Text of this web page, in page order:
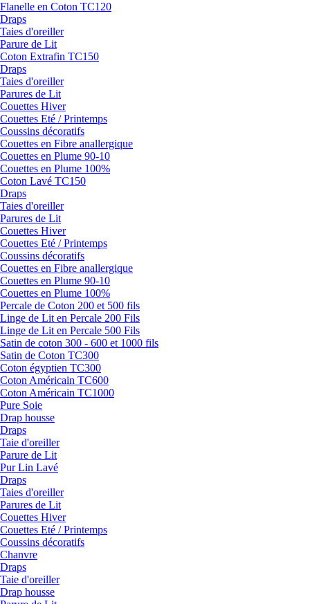
Flanelle en Coton TC120
Draps
Taies d'oreiller
Parure de Lit
Coton Extrafin TC150
Draps
Taies d'oreiller
Parures de Lit
Couettes Hiver
Couettes Eté / Printemps
Coussins décoratifs
Couettes en Fibre anallergique
Couettes en Plume 90-10
Couettes en Plume 100%
Coton Lavé TC150
Draps
Taies d'oreiller
Parures de Lit
Couettes Hiver
Couettes Eté / Printemps
Coussins décoratifs
Couettes en Fibre anallergique
Couettes en Plume 90-10
Couettes en Plume 100%
Percale de Coton 200 et 500 fils
Linge de Lit en Percale 200 Fils
Linge de Lit en Percale 500 Fils
Satin de coton 300 - 600 et 1000 fils
Satin de Coton TC300
Coton égyptien TC300
Coton Américain TC600
Coton Américain TC1000
Pure Soie
Drap housse
Draps
Taie d'oreiller
Parure de Lit
Pur Lin Lavé
Draps
Taies d'oreiller
Parures de Lit
Couettes Hiver
Couettes Eté / Printemps
Coussins décoratifs
Chanvre
Draps
Taie d'oreiller
Drap housse